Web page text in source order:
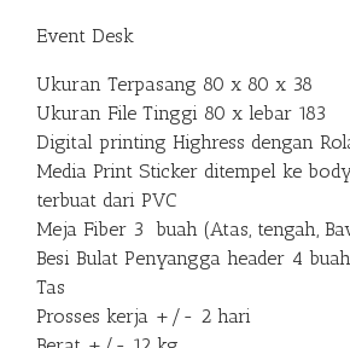
Event Desk
Ukuran Terpasang 80 x 80 x 38
Ukuran File Tinggi 80 x lebar 183
Digital printing Highress dengan
Media Print Sticker ditempel ke
terbuat dari PVC
Meja Fiber 3 buah (Atas, tengah,
Besi Bulat Penyangga header 4 buah
Tas
Prosses kerja +/- 2 hari